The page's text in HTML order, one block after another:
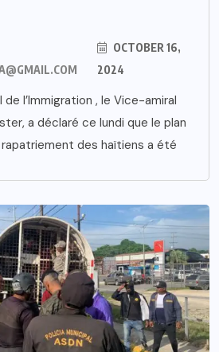
OCTOBER 16,
2024
l’Immigration , le Vice-amiral
a déclaré ce lundi que le plan
des haïtiens a été